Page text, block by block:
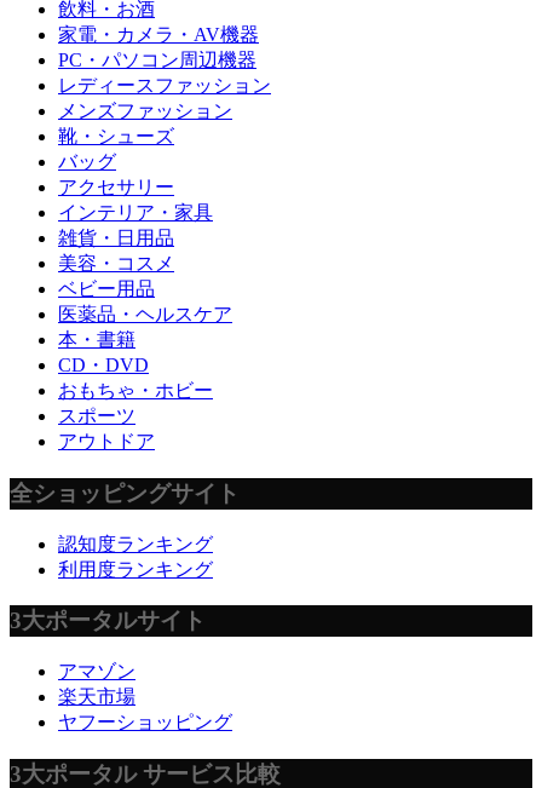
飲料・お酒
家電・カメラ・AV機器
PC・パソコン周辺機器
レディースファッション
メンズファッション
靴・シューズ
バッグ
アクセサリー
インテリア・家具
雑貨・日用品
美容・コスメ
ベビー用品
医薬品・ヘルスケア
本・書籍
CD・DVD
おもちゃ・ホビー
スポーツ
アウトドア
全ショッピングサイト
認知度ランキング
利用度ランキング
3大ポータルサイト
アマゾン
楽天市場
ヤフーショッピング
3大ポータル サービス比較